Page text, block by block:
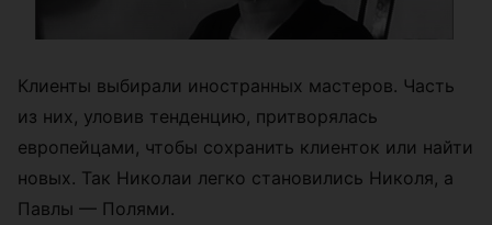
Клиенты выбирали иностранных мастеров. Часть
из них, уловив тенденцию, притворялась
европейцами, чтобы сохранить клиенток или найти
новых. Так Николаи легко становились Николя, а
Павлы — Полями.